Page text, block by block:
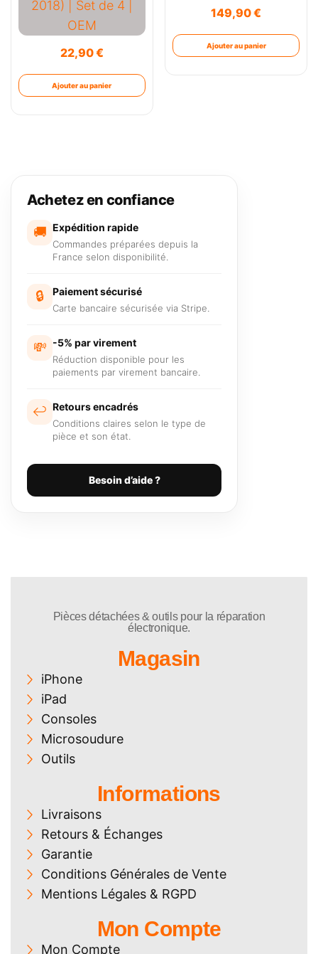
22,90€
Ajouter au panier
149,90€
Ajouter au panier
Achetez en confiance
🚚 Expédition rapide
Commandes préparées depuis la
France selon disponibilité.
🔒 Paiement sécurisé
Carte bancaire sécurisée via Stripe.
💸 -5% par virement
Réduction disponible pour les
paiements par virement bancaire.
↩️ Retours encadrés
Conditions claires selon le type de
pièce et son état.
Besoin d’aide ?
Pièces détachées & outils pour la réparation
électronique.
Magasin
iPhone
iPad
Consoles
Microsoudure
Outils
Informations
Livraisons
Retours & Échanges
Garantie
Conditions Générales de Vente
Mentions Légales & RGPD
Mon Compte
Mon Compte